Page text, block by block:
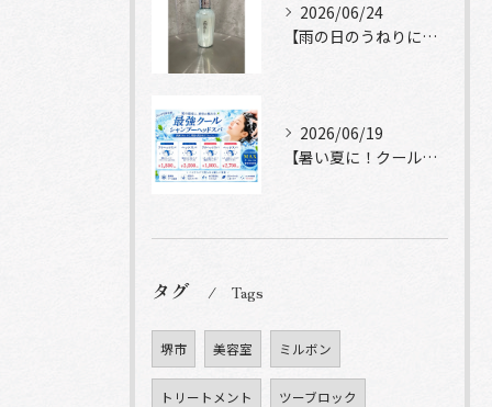
2026/06/24
【雨の日のうねりにストレートロック】
2026/06/19
【暑い夏に！クールシャンプーヘッドスパ】
タグ Tags
堺市 美容室 ミルボン
トリートメント ツーブロック